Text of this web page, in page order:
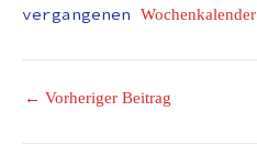
vergangenen Wochenkalender
← Vorheriger Beitrag